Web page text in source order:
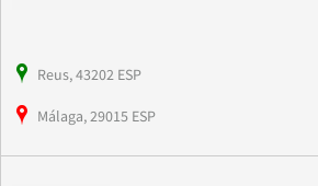
Reus, 43202 ESP
Málaga, 29015 ESP